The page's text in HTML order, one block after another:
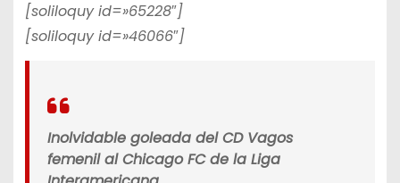
[soliloquy id=»65228″]
[soliloquy id=»46066″]
Inolvidable goleada del CD Vagos
femenil al Chicago FC de la Liga